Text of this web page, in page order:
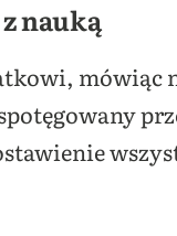
nauką
mówiąc